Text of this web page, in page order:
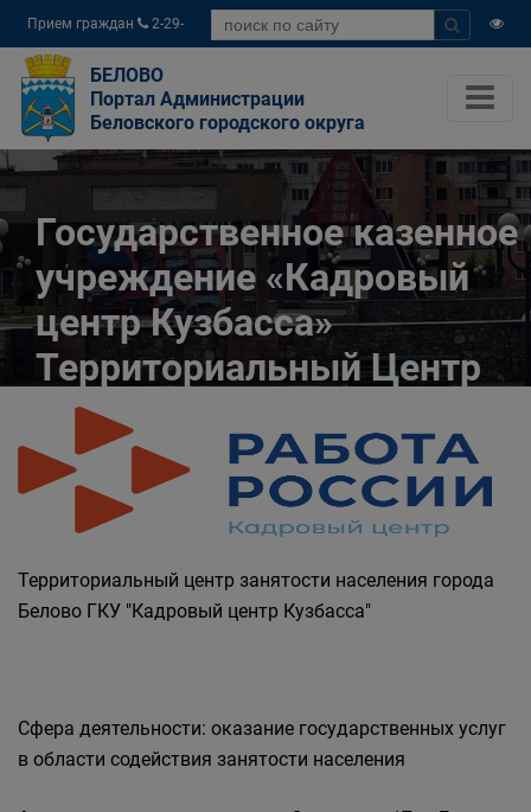
Прием граждан
2-29-
04
БЕЛОВО
Портал Администрации
Беловского городского округа
Государственное казенное
учреждение «Кадровый
центр Кузбасса»
Территориальный Центр
занятости населения
города Белово
Главная
Государственные органы и службы
информируют
Государственное казенное учреждение
Территориальный центр занятости населения города
Белово ГКУ "Кадровый центр Кузбасса"
Сфера деятельности: оказание государственных услуг
в области содействия занятости населения